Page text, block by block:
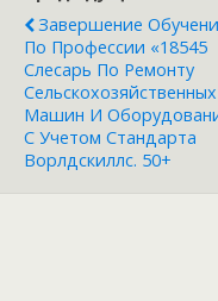
Завершение
По Профессии «18545
Слесарь По Ремонту
Сельскохозяйственных
Машин И
С Учетом Стандарта
Ворлдскиллс. 50+